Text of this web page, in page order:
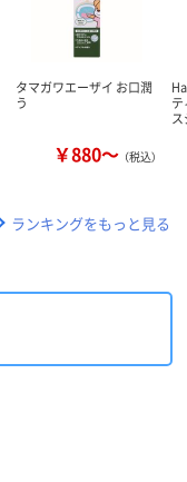
タマガワエーザイ お口潤
う
￥880～ （税込）
ランキングをもっと見る